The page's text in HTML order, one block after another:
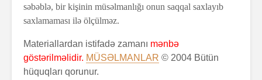
səbəblə, bir kişinin müsəlmanlığı onun saqqal saxlayıb
saxlamaması ilə ölçülməz.
Materiallardan istifadə zamanı mənbə
göstərilməlidir. MÜSƏLMANLAR © 2004 Bütün
hüquqları qorunur.